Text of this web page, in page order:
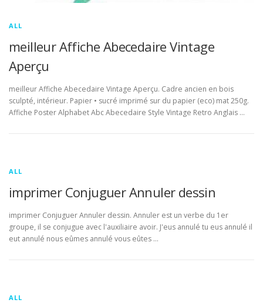
ALL
meilleur Affiche Abecedaire Vintage
Aperçu
meilleur Affiche Abecedaire Vintage Aperçu. Cadre ancien en bois
sculpté, intérieur. Papier • sucré imprimé sur du papier (eco) mat 250g.
Affiche Poster Alphabet Abc Abecedaire Style Vintage Retro Anglais …
ALL
imprimer Conjuguer Annuler dessin
imprimer Conjuguer Annuler dessin. Annuler est un verbe du 1er
groupe, il se conjugue avec l'auxiliaire avoir. J'eus annulé tu eus annulé il
eut annulé nous eûmes annulé vous eûtes …
ALL